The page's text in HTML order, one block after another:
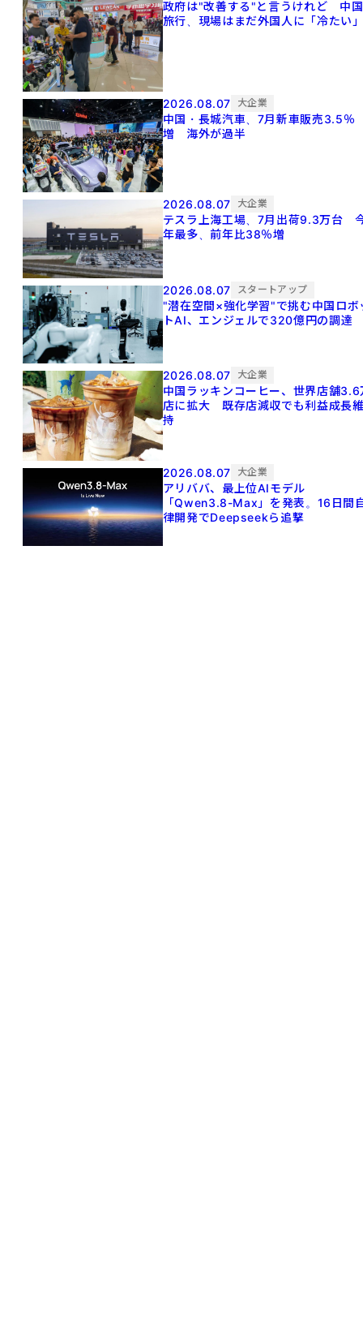
政府は"改善する"と言うけれど 中国
旅行、現場はまだ外国人に「冷たい
2026.08.07 大企業
中国・長城汽車、7月新車販売3.5％
増 海外が過半
2026.08.07 大企業
テスラ上海工場、7月出荷9.3万台
年最多、前年比38％増
2026.08.07 スタートアップ
"潜在空間×強化学習"で挑む中国ロボ
トAI、エンジェルで320億円の調達
2026.08.07 大企業
中国ラッキンコーヒー、世界店舗3.6
店に拡大 既存店減収でも利益成長
持
2026.08.07 大企業
アリババ、最上位AIモデル
「Qwen3.8-Max」を発表。16日間
律開発でDeepseekら追撃